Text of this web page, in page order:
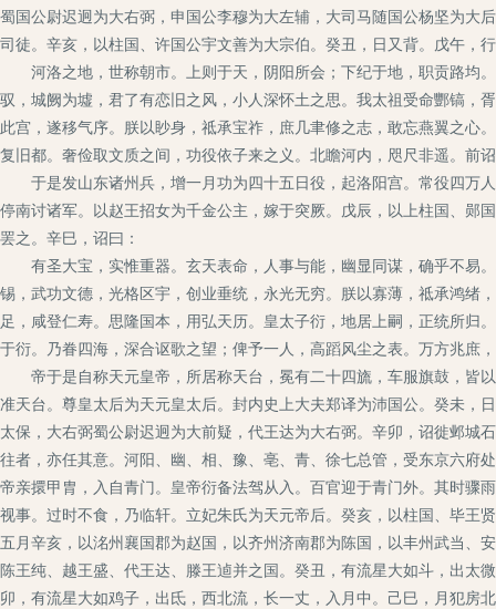
蜀国公尉迟迥为大右弼，申国公李穆为大左辅，大司马随国公杨坚为大
司徒。辛亥，以柱国、许国公宇文善为大宗伯。癸丑，日又背。戊午，
河洛之地，世称朝市。上则于天，阴阳所会；下纪于地，职贡路均
驭，城阙为墟，君了有恋旧之风，小人深怀土之思。我太祖受命酆镐，
此宫，遂移气序。朕以眇身，祗承宝祚，庶几聿修之志，敢忘燕翼之
复旧都。奢俭取文质之间，功役依子来之义。北瞻河内，咫尺非遥。前
于是发山东诸州兵，增一月功为四十五日役，起洛阳宫。常役四万
停南讨诸军。以赵王招女为千金公主，嫁于突厥。戊辰，以上柱国、郧
罢之。辛巳，诏曰：
有圣大宝，实惟重器。玄天表命，人事与能，幽显同谋，确乎不易
锡，武功文德，光格区宇，创业垂统，永光无穷。朕以寡薄，祗承鸿绪
足，咸登仁寿。思隆国本，用弘天历。皇太子衍，地居上嗣，正统所
于衍。乃眷四海，深合讴歌之望；俾予一人，高蹈风尘之表。万方兆庶
帝于是自称天元皇帝，所居称天台，冕有二十四旒，车服旗鼓，皆
准天台。尊皇太后为天元皇太后。封内史上大夫郑译为沛国公。癸未，
太保，大右弼蜀公尉迟迥为大前疑，代王达为大右弼。辛卯，诏徙邺
往者，亦任其意。河阳、幽、相、豫、亳、青、徐七总管，受东京六
帝亲擐甲胄，入自青门。皇帝衍备法驾从入。百官迎于青门外。其时骤
视事。过时不食，乃临轩。立妃朱氏为天元帝后。癸亥，以柱国、毕王
五月辛亥，以洺州襄国郡为赵国，以齐州济南郡为陈国，以丰州武当
陈王纯、越王盛、代王达、滕王逌并之国。癸丑，有流星大如斗，出太
卯，有流星大如鸡子，出氐，西北流，长一丈，入月中。己巳，月犯